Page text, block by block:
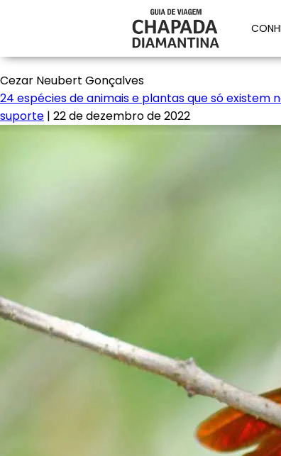
Cezar Neubert Gonçalves
24 espécies de animais e plantas que só existem
suporte | 22 de dezembro de 2022